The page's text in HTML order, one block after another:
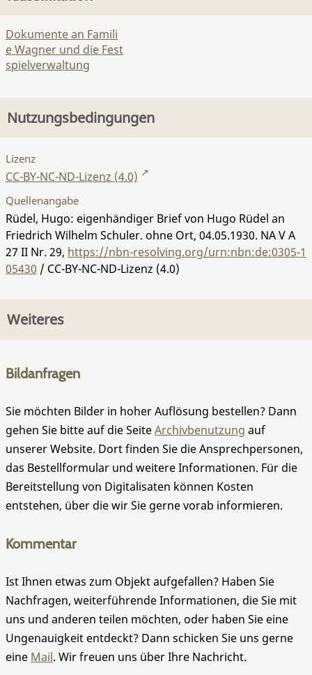
Dokumente an Famili
e Wagner und die Fest
spielverwaltung
Nutzungsbedingungen
Lizenz
CC-BY-NC-ND-Lizenz (4.0)
Quellenangabe
Rüdel, Hugo: eigenhändiger Brief von Hugo Rüdel an
Friedrich Wilhelm Schuler. ohne Ort, 04.05.1930. NA V A
27 II Nr. 29, https://nbn-resolving.org/urn:nbn:de:0305-1
05430 / CC-BY-NC-ND-Lizenz (4.0)
Weiteres
Bildanfragen
Sie möchten Bilder in hoher Auflösung bestellen? Dann
gehen Sie bitte auf die SeiteArchivbenutzung auf
unserer Website. Dort finden Sie die Ansprechpersonen,
das Bestellformular und weitere Informationen. Für die
Bereitstellung von Digitalisaten können Kosten
entstehen, über die wir Sie gerne vorab informieren.
Kommentar
Ist Ihnen etwas zum Objekt aufgefallen? Haben Sie
Nachfragen, weiterführende Informationen, die Sie mit
uns und anderen teilen möchten, oder haben Sie eine
Ungenauigkeit entdeckt? Dann schicken Sie uns gerne
eine Mail. Wir freuen uns über Ihre Nachricht.